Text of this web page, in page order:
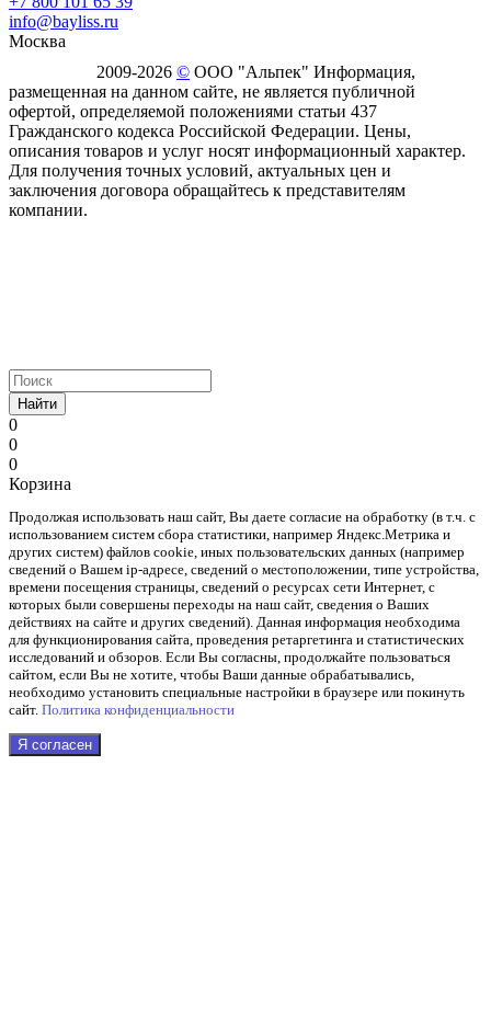
info@bayliss.ru
Москва
2009-2026 © ООО "Альпек" Информация,
размещенная на данном сайте, не является публичной
офертой, определяемой положениями статьи 437
Гражданского кодекса Российской Федерации. Цены,
описания товаров и услуг носят информационный характер.
Для получения точных условий, актуальных цен и
заключения договора обращайтесь к представителям
компании.
Найти
0
0
0
Корзина
Продолжая использовать наш cайт, Вы даете согласие на обработку (в т.ч. с
использованием систем сбора статистики, например Яндекс.Метрика и
других систем) файлов cookie, иных пользовательских данных (например
сведений о Вашем ip-адресе, сведений о местоположении, типе устройства,
времени посещения страницы, сведений о ресурсах сети Интернет, с
которых были совершены переходы на наш сайт, сведения о Ваших
действиях на сайте и других сведений). Данная информация необходима
для функционирования сайта, проведения ретаргетинга и статистических
исследований и обзоров. Если Вы согласны, продолжайте пользоваться
сайтом, если Вы не хотите, чтобы Ваши данные обрабатывались,
необходимо установить специальные настройки в браузере или покинуть
сайт. Политика конфиденциальности
Я согласен